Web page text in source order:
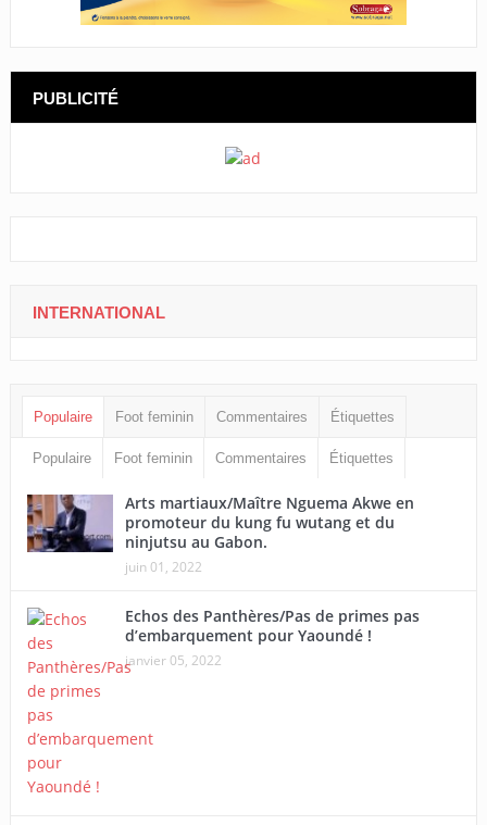
PUBLICITÉ
INTERNATIONAL
Populaire Foot feminin Commentaires Étiquettes
Populaire Foot feminin Commentaires Étiquettes
Arts martiaux/Maître Nguema Akwe en
promoteur du kung fu wutang et du
ninjutsu au Gabon.
juin 01, 2022
Echos des Panthères/Pas de primes pas
d’embarquement pour Yaoundé !
janvier 05, 2022